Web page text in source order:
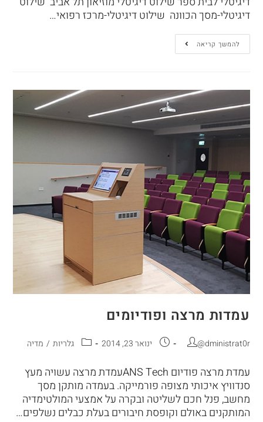
דיגיטלי-מסך הכוונה שילוט דיגיטלי-מרכז רפואי…
להמשך קריאה
עמדות מרצה ופודיומים
@dministrat0r ינואר 23, 2014 גלריות / מדיה
עמדת מרצה פודיום ANS Techעמדת מרצה עשויה מעץ
סנדוויץ איכותי מצופה פורמייקה. בעמדה מותקן מסך
מחשב, פנל חכם לשליטה ובקרה על אמצעי המולטימדיה
המותקנים באולם וקופסת חיבורים בעלת כבלים נשלפים…